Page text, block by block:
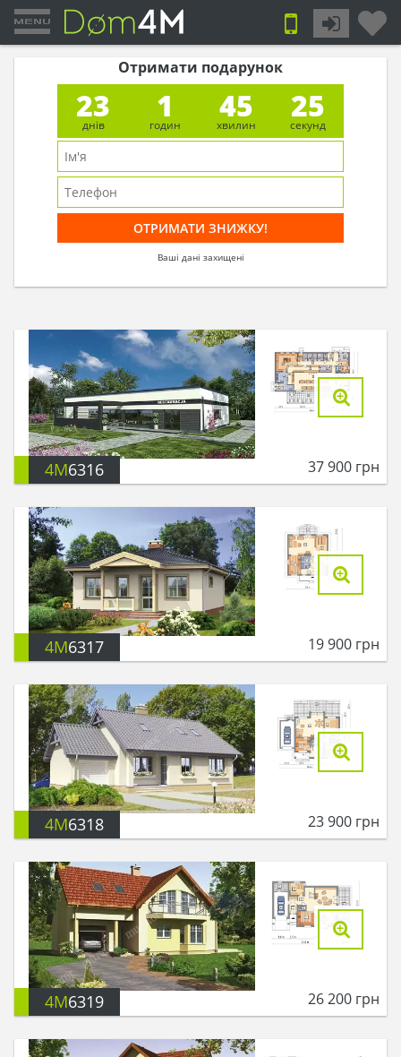
Отримати подарунок
23
днів
1
годин
45
хвилин
25
секунд
Ваші дані захищені
4M6316 37 900 грн
4M6317 19 900 грн
4M6318 23 900 грн
4M6319 26 200 грн